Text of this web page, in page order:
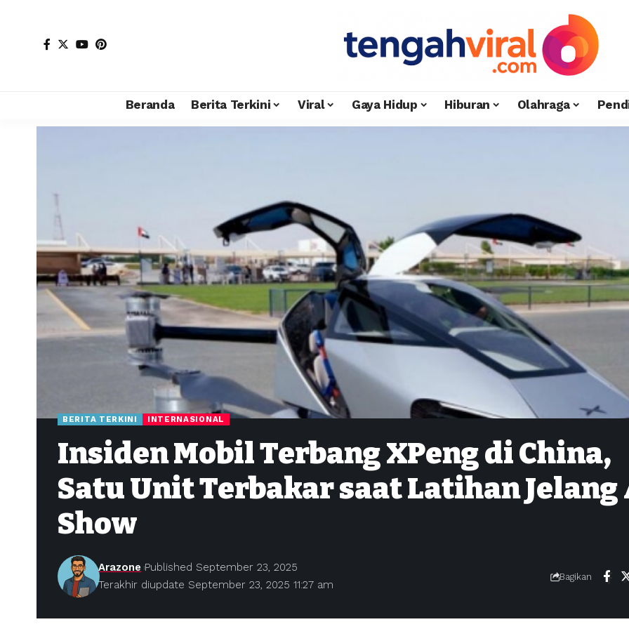
Beranda Berita Terkini Viral Gaya Hidup Hiburan Olahraga
BERITA TERKINI INTERNASIONAL
Insiden Mobil Terbang XPeng di China,
Satu Unit Terbakar saat Latihan
Show
Terakhir diupdate September 23, 2025 11:27 am
Arazone Published September 23, 2025
Bagikan